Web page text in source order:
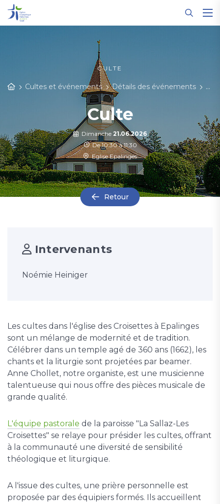
CULTE
Cultes et événements Détails des événements
Culte
Dimanche 21.06.2026
De 10:30 à 11:30
Eglise Epalinges
Retour
Intervenants
Noémie Heiniger
Les cultes dans l'église des Croisettes à Epalinges
sont un mélange de modernité et de tradition.
Célébrer dans un temple agé de 360 ans (1662), les
chants et la liturgie sont projetées par beamer.
Anne Chollet, notre organiste, est une musicienne
talentueuse qui nous offre des pièces musicale de
grande qualité.
L'équipe pastorale de la paroisse "La Sallaz-Les
Croisettes" se relaye pour présider les cultes, offrant
à la communauté une diversité de sensibilité
théologique et liturgique.
A l'issue des cultes, une prière personnelle est
proposée par des équipiers formés. Ils accueillent
Panneau de gestion des cookies